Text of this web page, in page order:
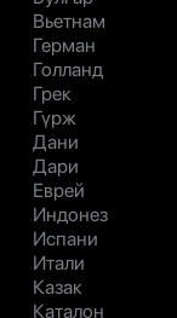
Вьетнам
Герман
Голланд
Грек
Гүрж
Дани
Дари
Еврей
Индонез
Испани
Итали
Казак
Каталон